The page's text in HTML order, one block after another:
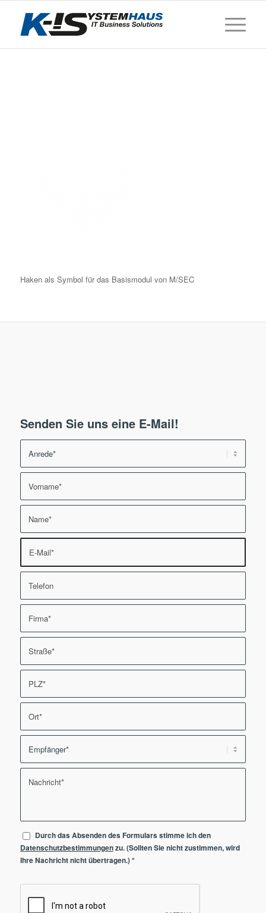
Haken als Symbol für das Basismodul von M/SEC
Senden Sie uns eine E-Mail!
Durch das Absenden des Formulars stimme ich den
Datenschutzbestimmungenzu. (Sollten Sie nicht zustimmen, wird
Ihre Nachricht nicht übertragen.)*